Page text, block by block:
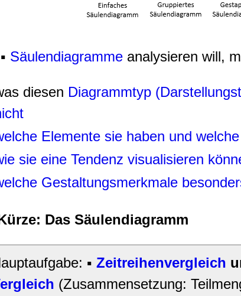
Säulendiagramme analysieren will,
diesen Diagrammtyp
Elemente sie haben und
sie eine Tendenz visualisieren
Gestaltungsmerkmale
Das Säulendiagramm
▪ Zeitreihenvergleich
(Zusammensetzung: